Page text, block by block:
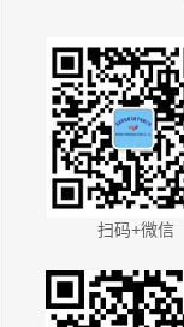
扫码+微信